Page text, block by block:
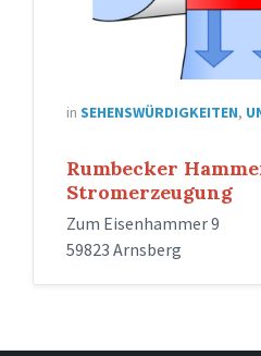
in SEHENSWÜRDIGKEITEN,
Rumbecker
Stromerzeugung
Zum Eisenhammer 9
59823 Arnsberg